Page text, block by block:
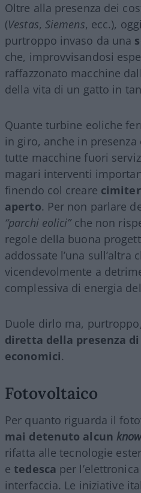
Oltre alla presenza dei
(Vestas, Siemens, ecc.),
purtroppo invaso da una
che, improvvisandosi
raffazzonato macchine
della vita di un gatto in
Quante turbine eoliche
in giro, anche in
tutte macchine fuori
magari interventi
finendo col creare
aperto. Per non parlare
“parchi eolici”che non
regole della buona
addossate l’una sull’altra
vicendevolmente a
complessiva di energia
Duole dirlo ma,
diretta della presenza
economici.
Fotovoltaico
Per quanto riguarda il
mai detenuto alcun
rifatta alle tecnologie
etedesca per
interfaccia. Le iniziative